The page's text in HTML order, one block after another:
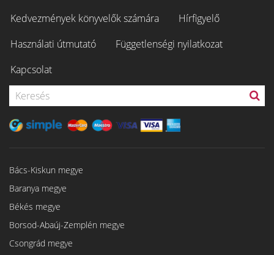
Kedvezmények könyvelők számára
Hírfigyelő
Használati útmutató
Függetlenségi nyilatkozat
Kapcsolat
Bács-Kiskun megye
Baranya megye
Békés megye
Borsod-Abaúj-Zemplén megye
Csongrád megye